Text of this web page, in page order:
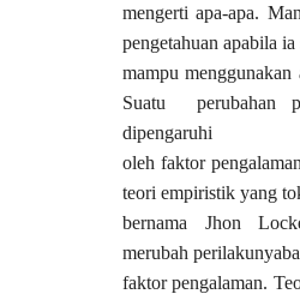
mengerti apa-apa.
pengetahuan apabila ia
mampu menggunakan
Suatu perubahan
dipengaruhi
oleh faktor
teori empiristik yang
bernama Jhon
merubah
faktor pengalaman.